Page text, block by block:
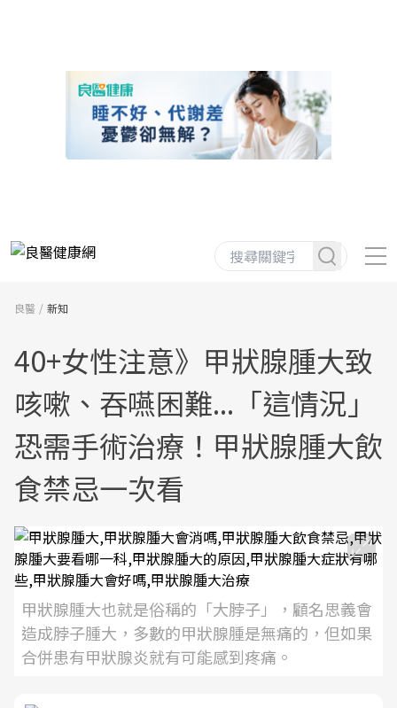
良醫 新知
40+女性注意》甲狀腺腫大致
咳嗽、吞嚥困難...「這情況」
恐需手術治療！甲狀腺腫大飲
食禁忌一次看
甲狀腺腫大也就是俗稱的「大脖子」，顧名思義會
造成脖子腫大，多數的甲狀腺腫是無痛的，但如果
合併患有甲狀腺炎就有可能感到疼痛。